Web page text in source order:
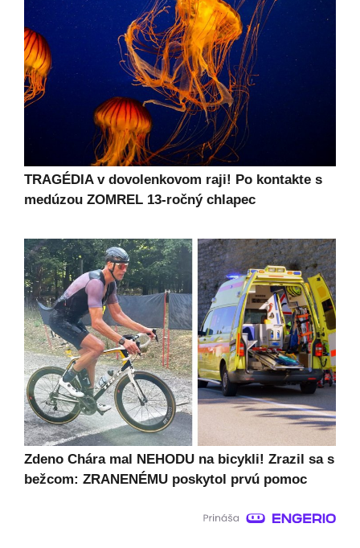
TRAGÉDIA v dovolenkovom raji! Po kontakte s
medúzou ZOMREL 13-ročný chlapec
Zdeno Chára mal NEHODU na bicykli! Zrazil sa s
bežcom: ZRANENÉMU poskytol prvú pomoc